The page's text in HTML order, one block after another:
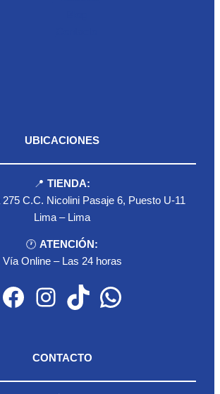
UBICACIONES
📍 TIENDA:
275 C.C. Nicolini Pasaje 6, Puesto U-11
Lima – Lima
🕐 ATENCIÓN:
Vía Online – Las 24 horas
Facebook Instagram TikTok WhatsApp
CONTACTO